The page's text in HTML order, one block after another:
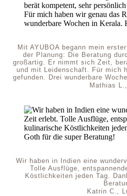
Mit AYUBOA begann mein
der Planung: Die Beratung
großartig. Er nimmt sich Zeit,
und mit Leidenschaft. Für mich
gefunden. Drei wunderbare
Mathias
Wir haben in Indien eine
Tolle Ausflüge,
Köstlichkeiten jeden Tag.
Katrin C.,